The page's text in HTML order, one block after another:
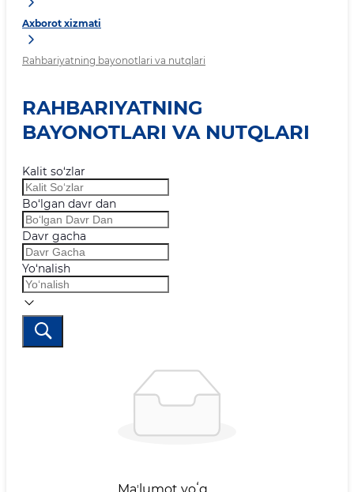
Axborot xizmati
Rahbariyatning bayonotlari va nutqlari
RAHBARIYATNING
BAYONOTLARI VA NUTQLARI
Kalit so‘zlar
Bo‘lgan davr dan
Davr gacha
Yo‘nalish